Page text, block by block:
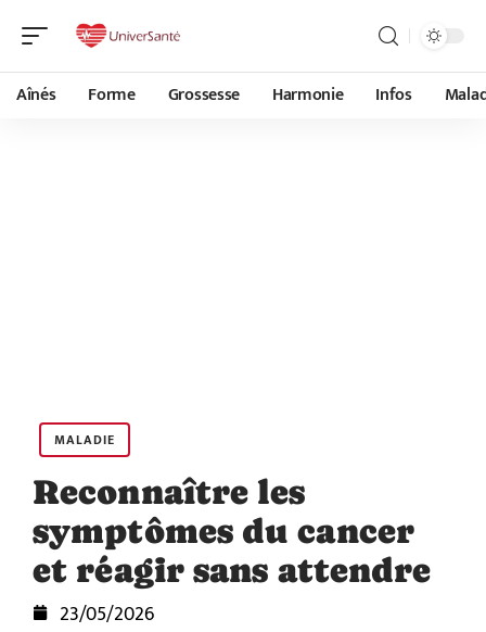
Aînés Forme Grossesse Harmonie Infos
MALADIE
Reconnaître les
symptômes du cancer
et réagir sans attendre
23/05/2026